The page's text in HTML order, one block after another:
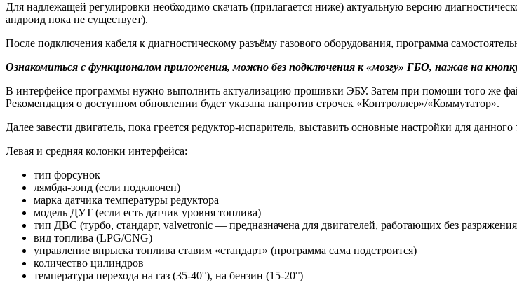
Для надлежащей регулировки необходимо скачать (прилагается ниже) актуальную версию
андроид пока не существует).
После подключения кабеля к диагностическому разъёму газового оборудования, программа
Ознакомиться с функционалом приложения, можно без подключения к «мозгу» ГБО, нажав на кнопку
В интерфейсе программы нужно выполнить актуализацию прошивки ЭБУ. Затем при помощи того же
Рекомендация о доступном обновлении будет указана напротив строчек «Контроллер»/«Коммутатор».
Далее завести двигатель, пока греется редуктор-испаритель, выставить основные настройки для
Левая и средняя колонки интерфейса:
тип форсунок
лямбда-зонд (если подключен)
марка датчика температуры редуктора
модель ДУТ (если есть датчик уровня топлива)
тип ДВС (турбо, стандарт, valvetronic — предназначена для двигателей, работающих без
вид топлива (LPG/CNG)
управление впрыска топлива ставим «стандарт» (программа сама подстроится)
количество цилиндров
температура перехода на газ (35-40°), на бензин (15-20°)